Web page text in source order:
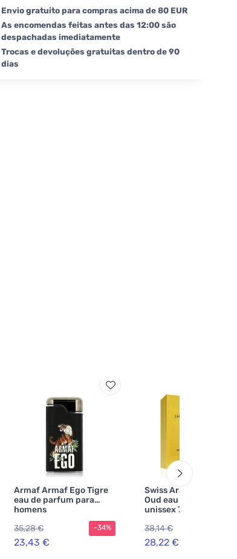
Envio gratuito para compras acima de 80 EUR
As encomendas feitas antes das 12:00 são
despachadas imediatamente
Trocas e devoluções gratuitas dentro de 90
dias
Armaf Armaf Ego Tigre
eau de parfum para
homens
35,28 €
23,43 €
-34%
Swiss Arabian
Oud eau de parfum
unissex 75 ml
38,14 €
28,22 €